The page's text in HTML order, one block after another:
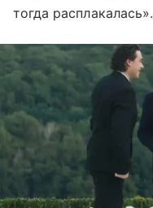
тогда расплакалась».